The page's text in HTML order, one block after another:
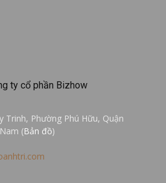
ty cổ phần Bizhow
Trinh, Phường Phú Hữu, Quận
(Bản đồ)